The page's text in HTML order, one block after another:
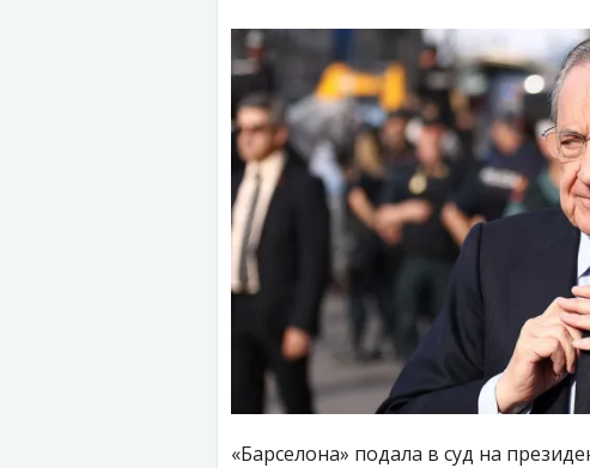
«Барселона» подала в суд на